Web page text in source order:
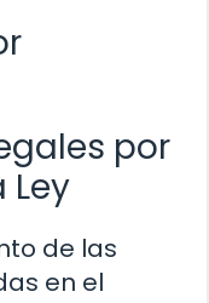
por
Ley
de las
en el